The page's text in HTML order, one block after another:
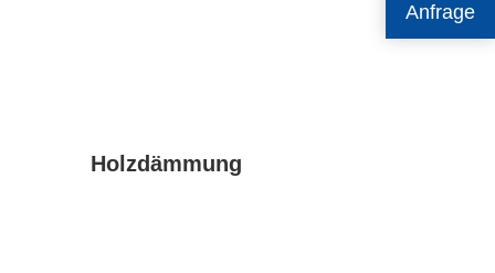
Anfrage
Holzdämmung